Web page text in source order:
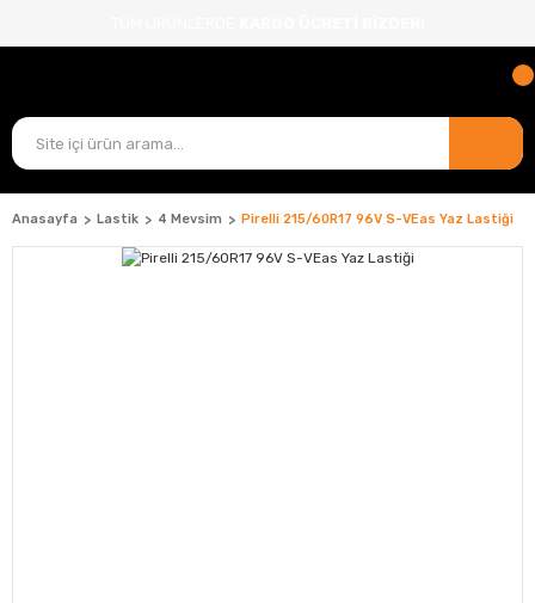
Anasayfa Lastik 4 Mevsim Pirelli 215/60R17 96V S-VEas Yaz Lastiği